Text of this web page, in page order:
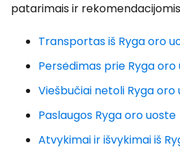
patarimais ir
Transportas iš Ryga oro
Persėdimas prie Ryga oro
Viešbučiai netoli Ryga oro
Paslaugos Ryga oro uoste
Atvykimai ir išvykimai iš